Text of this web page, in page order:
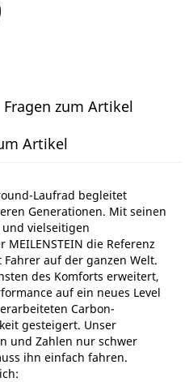
Fragen zum Artikel
Artikel
Laufrad begleitet
Generationen. Mit seinen
vielseitigen
die Referenz
auf der ganzen Welt.
des Komforts erweitert,
auf ein neues Level
Carbon-
gesteigert. Unser
und Zahlen nur schwer
ihn einfach fahren.